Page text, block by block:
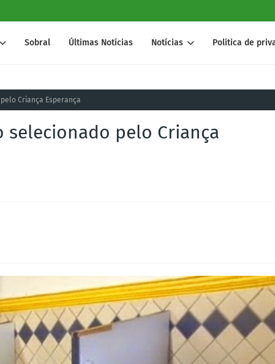
Sobral Últimas Notícias Notícias Política de
Criança Esperança
selecionado pelo Criança